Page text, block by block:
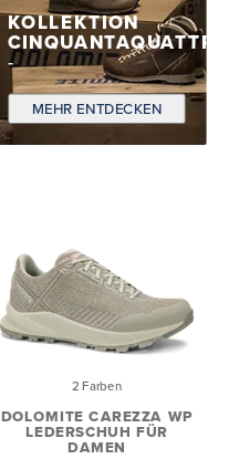
KOLLEKTION
MEHR ENTDECKEN
2 Farben
DOLOMITE CAREZZA WP
LEDERSCHUH FÜR
DAMEN